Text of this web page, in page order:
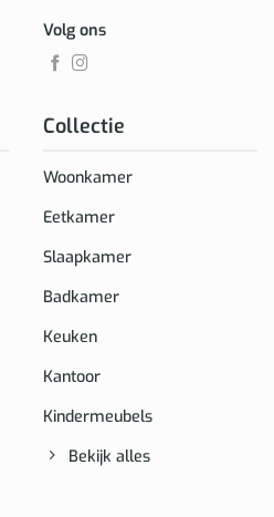
Collectie
Woonkamer
Eetkamer
Slaapkamer
Badkamer
Keuken
Kantoor
Kindermeubels
Bekijk alles
Volg ons